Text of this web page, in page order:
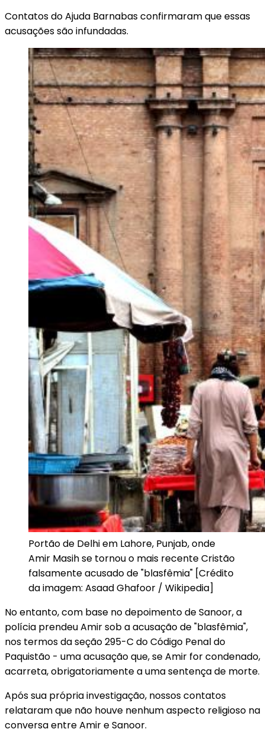
Contatos do Ajuda Barnabas confirmaram que essas
acusações são infundadas.
Portão de Delhi em Lahore, Punjab, onde
Amir Masih se tornou o mais recente Cristão
falsamente acusado de "blasfêmia" [Crédito
da imagem: Asaad Ghafoor / Wikipedia]
No entanto, com base no depoimento de Sanoor, a
polícia prendeu Amir sob a acusação de "blasfêmia",
nos termos da seção 295-C do Código Penal do
Paquistão - uma acusação que, se Amir for condenado,
acarreta, obrigatoriamente a uma sentença de morte.
Após sua própria investigação, nossos contatos
relataram que não houve nenhum aspecto religioso na
conversa entre Amir e Sanoor.